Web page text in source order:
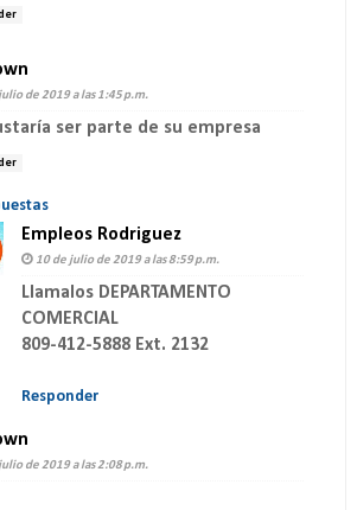
de 2019 a las 1:45 p.m.
ser parte de su empresa
Empleos Rodriguez
10 de julio de 2019 a las 8:59 p.m.
Llamalos DEPARTAMENTO
COMERCIAL
809-412-5888 Ext. 2132
Responder
de 2019 a las 2:08 p.m.